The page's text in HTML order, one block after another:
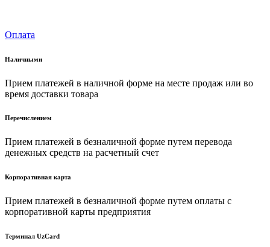
Оплата
Наличными
Прием платежей в наличной форме на месте продаж или во
время доставки товара
Перечислением
Прием платежей в безналичной форме путем перевода
денежных средств на расчетный счет
Корпоративная карта
Прием платежей в безналичной форме путем оплаты с
корпоративной карты предприятия
Терминал UzCard